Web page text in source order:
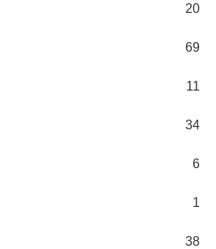
20
69
11
34
6
1
38